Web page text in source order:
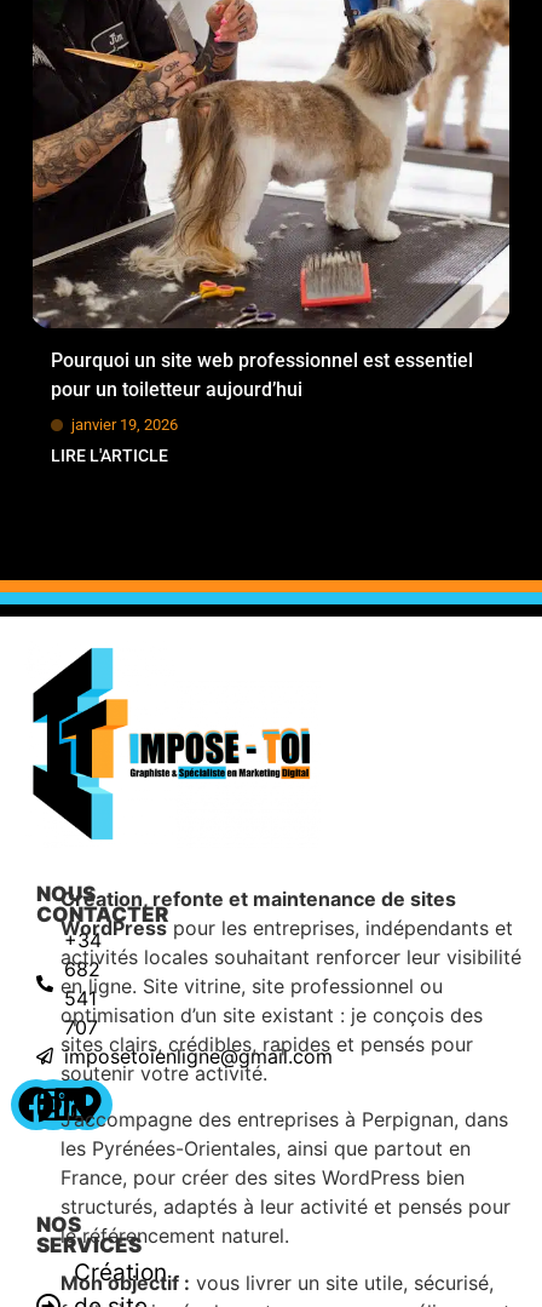
Pourquoi un site web professionnel est essentiel
pour un toiletteur aujourd’hui
janvier 19, 2026
LIRE L'ARTICLE
NOUS
CONTACTER
+34
682
541
707
imposetoienligne@gmail.com
NOS
SERVICES
Création
Création, refonte et maintenance de sites
WordPresspour les entreprises, indépendants et
activités locales souhaitant renforcer leur visibilité
en ligne. Site vitrine, site professionnel ou
optimisation d’un site existant : je conçois des
sites clairs, crédibles, rapides et pensés pour
soutenir votre activité.
J’accompagne des entreprises à Perpignan, dans
les Pyrénées-Orientales, ainsi que partout en
France, pour créer des sites WordPress bien
structurés, adaptés à leur activité et pensés pour
le référencement naturel.
Mon objectif : vous livrer un site utile, sécurisé,